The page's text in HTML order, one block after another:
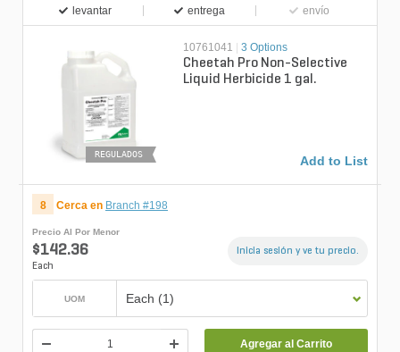
levantar entrega envío
REGULADOS
10761041 3 Options
Cheetah Pro Non-Selective
Liquid Herbicide 1 gal.
Add to List
8 Cerca en Branch #198
Precio Al Por Menor
$142.36
Each
Inicia sesión y ve tu precio.
UOM Each (1)
Agregar al Carrito